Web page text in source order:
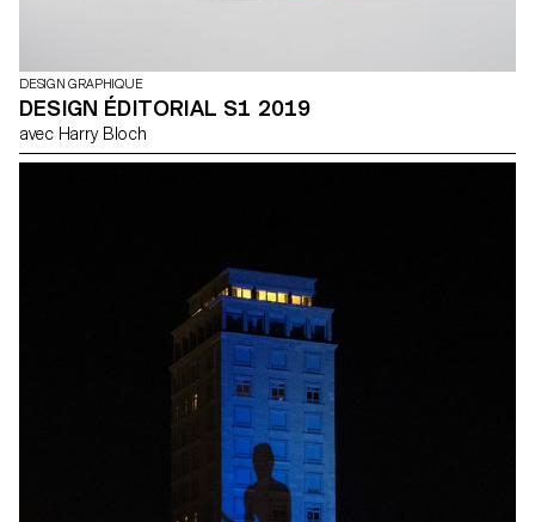
DESIGN GRAPHIQUE
DESIGN ÉDITORIAL S1 2019
avec Harry Bloch